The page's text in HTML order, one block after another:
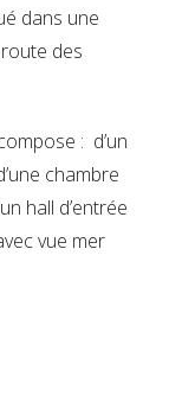
dans une
des
: d’un
chambre
hall d’entrée
vue mer